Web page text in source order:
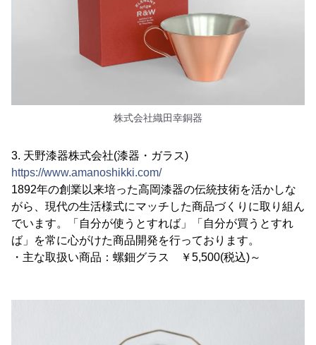
株式会社織田幸銅器
3. 天野漆器株式会社(漆器・ガラス)
https://www.amanoshikki.com/
1892年の創業以来培った高岡漆器の伝統技術を活かしな
がら、現代の生活様式にマッチした商品づくりに取り組ん
でいます。「自分が使うとすれば」「自分が買うとすれ
ば」を常に心がけた商品開発を行っております。
・主な取扱い商品：螺鈿グラス ￥5,500(税込)～